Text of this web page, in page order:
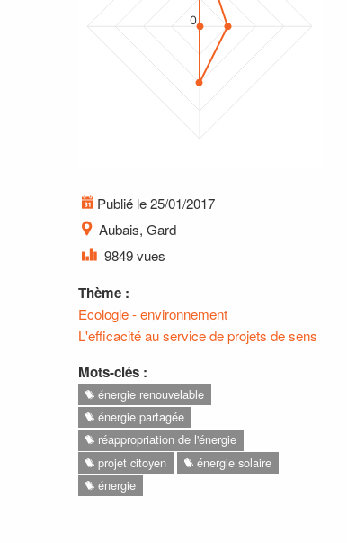
0
Publié le 25/01/2017
Aubais, Gard
9849 vues
Thème :
Ecologie - environnement
L'efficacité au service de projets de sens
Mots-clés :
énergie renouvelable
énergie partagée
réappropriation de l'énergie
projet citoyen
énergie solaire
énergie